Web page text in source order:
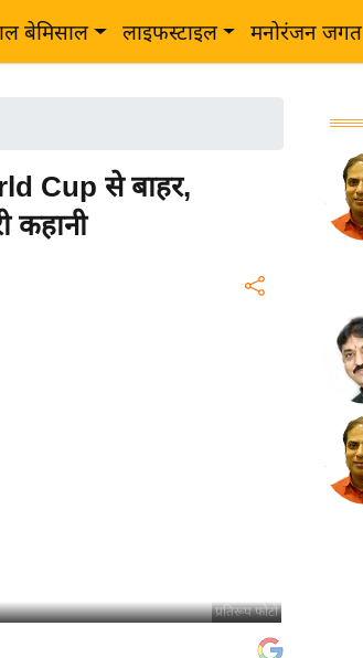
बेमिसाल लाइफस्टाइल मनोरंजन जगत
Cup से बाहर,
कहानी
प्रतिरूप फोटो